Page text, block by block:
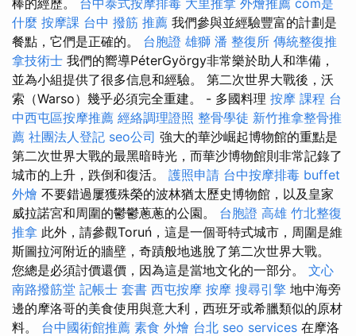
棒的經歷。 台中泰式按摩排毒 大里推拿 外燴推薦 com是
什麼 按摩課 台中 撥筋 推薦 我們參與並經驗豐富的計劃是
餐點，它們是正確的。 台胞證 雄獅 潘 整復所 傳統整復推
拿技術士 我們的嚮導PéterGyörgy非常樂於助人和準備，
並為小組提供了很多信息和經驗。 第二次世界大戰後，沃
索（Warso）幾乎必須完全重建。 - 多國料理 按摩 課程 台
中西屯區按摩推薦 經絡調理證照 整骨學徒 新竹推拿整骨推
薦 社團法人登記 seo公司 強大的華沙崛起博物館的重點是
第二次世界大戰的最黑暗時光，而華沙博物館則非常記錄了
城市的上升，跌倒和復活。 護照申請 台中按摩排毒 buffet
外燴 不要錯過屢獲殊榮的波林猶太歷史博物館，以及皇家
威拉諾宮和周圍的鬱鬱蔥蔥的公園。 台胞證 高雄 竹北整復
推拿 此外，請參觀Toruń，這是一個哥特式城市，周圍是維
斯圖拉河附近的牆壁，奇蹟般地逃脫了第二次世界大戰。
您總是必須討價還價，因為這是當地文化的一部分。 文心
南路撥筋堂 記帳士 套書 西屯按摩 按摩 搜尋引擎 地中海旁
邊的摩洛哥的美食使用與意大利，西班牙或希臘類似的原材
料。 台中國術館推薦 素食 外燴 台北 seo services 在摩洛